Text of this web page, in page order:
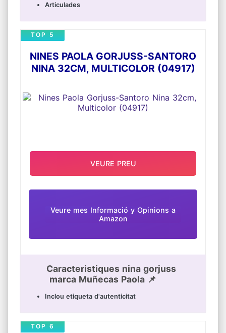
Articulades
NINES PAOLA GORJUSS-SANTORO
NINA 32CM, MULTICOLOR (04917)
TOP 5
Veure mes Informació y Opinions a
Amazon
Caracteristiques nina gorjuss
marca Muñecas Paola 📌
Inclou etiqueta d'autenticitat
VEURE PREU
TOP 6